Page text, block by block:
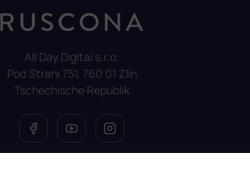
All Day Digital s.r.o.
Pod Strani 751, 760 01 Zlín
Tschechische Republik